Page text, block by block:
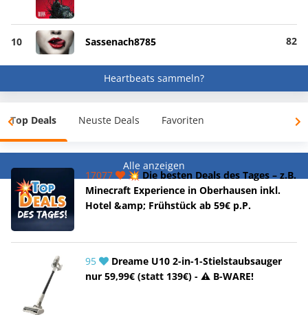
10 Sassenach8785 82
Heartbeats sammeln?
Top Deals Neuste Deals Favoriten
Alle anzeigen
17077
💥 Die besten Deals des Tages – z.B.
Minecraft Experience in Oberhausen inkl.
Hotel &amp; Frühstück ab 59€ p.P.
95
Dreame U10 2-in-1-Stielstaubsauger
nur 59,99€ (statt 139€) - ⚠️ B-WARE!